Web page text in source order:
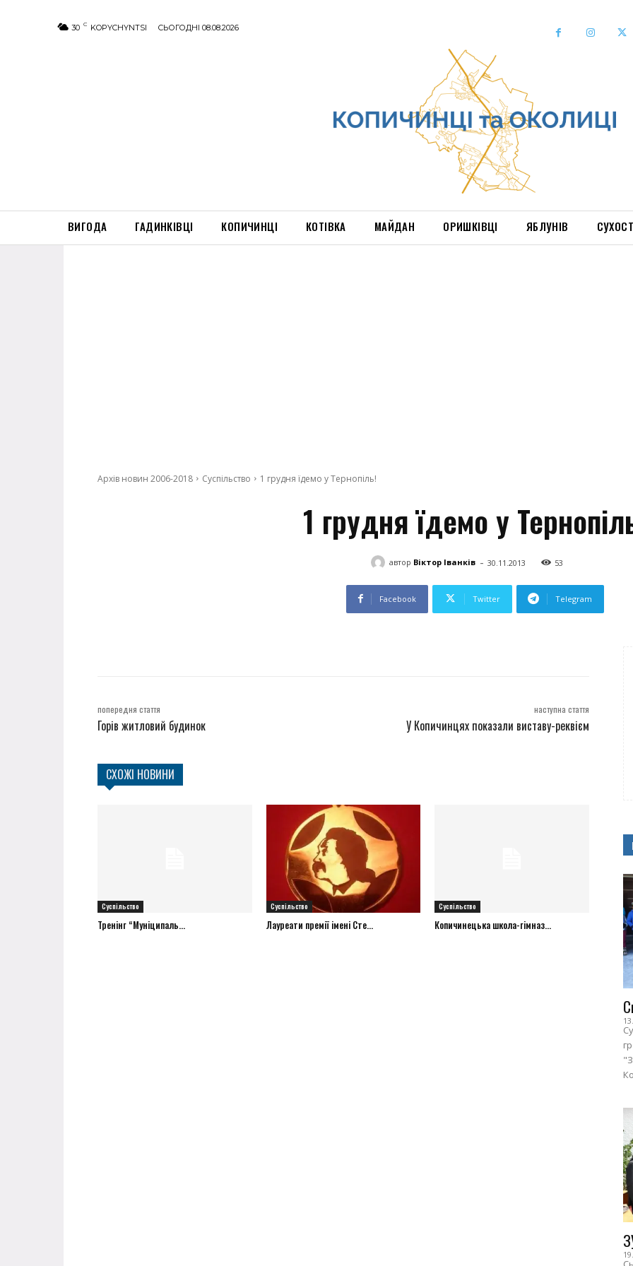
30 C KOPYCHYNTSI СЬОГОДНІ 08.08.2026
ВИГОДА ГАДИНКІВЦІ КОПИЧИНЦІ КОТІВКА МАЙДАН ОРИШКІВЦІ ЯБЛУНІВ
Архів новин 2006-2018 Суспільство 1 грудня їдемо у Тернопіль!
1 грудня їдемо у
автор Віктор Іванків - 30.11.2013 53
Facebook Twitter Telegram
попередня стаття
Горів житловий будинок
наступна стаття
У Копичинцях показали виставу-реквієм
СХОЖІ НОВИНИ
Суспільство
Тренінг “Муніципаль...
Суспільство
Лауреати премії імені Сте...
Суспільство
Копичинецька школа-гімназ...